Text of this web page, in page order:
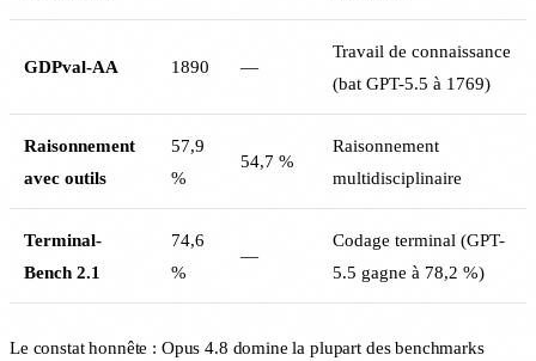
GDPval-AA 1890 —
Travail de connaissance
(bat GPT-5.5 à 1769)
Raisonnement
avec outils
57,9
%
54,7 %
Raisonnement
multidisciplinaire
Terminal-
Bench 2.1
74,6
%
—
Codage terminal (GPT-
5.5 gagne à 78,2 %)
Le constat honnête : Opus 4.8 domine la plupart des benchmarks